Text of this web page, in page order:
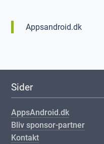
Appsandroid.dk
Sider
AppsAndroid.dk
Bliv sponsor-partner
Kontakt